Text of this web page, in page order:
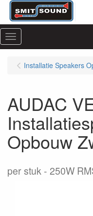
Menu
Installatie Speakers
AUDAC
Opbouw
per stuk 250W